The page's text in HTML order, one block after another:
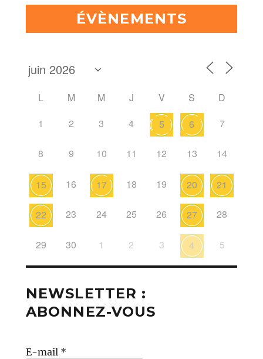
ÉVÈNEMENTS
L M M J V S
D
1
2 3 4 5 6 7
8 9 10 11 12 13 14
15 16 17 18 19 20 21
22 23 24 25 26 27 28
29 30 1 2 3 4 5
NEWSLETTER :
ABONNEZ-VOUS
E-mail *